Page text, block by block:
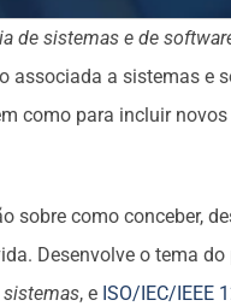
de sistemas e de
associada a sistemas
como para incluir
sobre como conceber,
Desenvolve o tema
, e ISO/IEC/IEEE